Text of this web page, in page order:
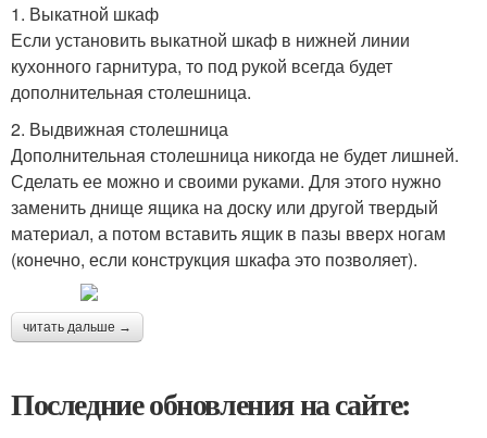
1. Выкатной шкаф
Если установить выкатной шкаф в нижней линии
кухонного гарнитура, то под рукой всегда будет
дополнительная столешница.
2. Выдвижная столешница
Дополнительная столешница никогда не будет лишней.
Сделать ее можно и своими руками. Для этого нужно
заменить днище ящика на доску или другой твердый
материал, а потом вставить ящик в пазы вверх ногам
(конечно, если конструкция шкафа это позволяет).
читать дальше →
Последние обновления на сайте: